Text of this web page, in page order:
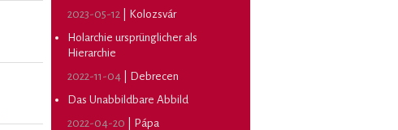
2023-05-12 | Kolozsvár
Holarchie ursprünglicher als
Hierarchie
2022-11-04 | Debrecen
Das Unabbildbare Abbild
2022-04-20 | Pápa